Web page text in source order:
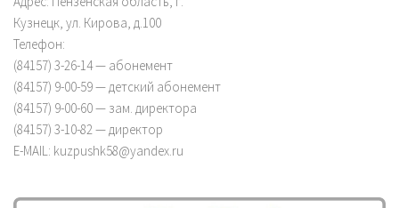
Кузнецк, ул. Кирова, д.100
Телефон:
(84157) 3-26-14 — абонемент
(84157) 9-00-59 — детский абонемент
(84157) 9-00-60 — зам. директора
(84157) 3-10-82 — директор
E-MAIL: kuzpushk58@yandex.ru